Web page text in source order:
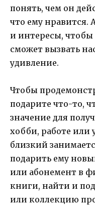
понять, чем он
что ему нравится.
и интересы,
сможет вызвать
удивление.
Чтобы
подарите что-то,
значение для
хобби, работе или
близкий
подарить ему
или абонемент в
книги, найти и
или коллекцию